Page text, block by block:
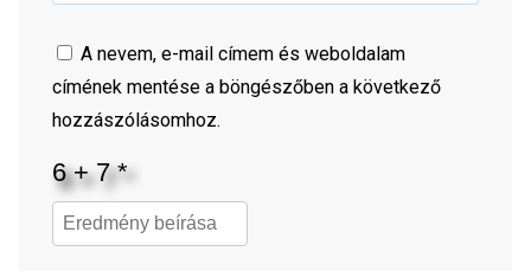
A nevem, e-mail címem és weboldalam
címének mentése a böngészőben a következő
hozzászólásomhoz.